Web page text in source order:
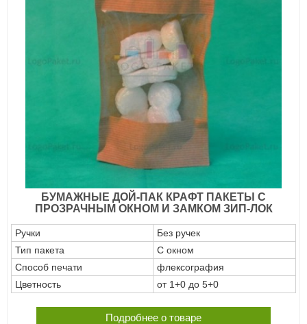
БУМАЖНЫЕ ДОЙ-ПАК КРАФТ ПАКЕТЫ С
ПРОЗРАЧНЫМ ОКНОМ И ЗАМКОМ ЗИП-ЛОК
Ручки
Без ручек
Тип пакета
С окном
Способ печати
флексография
Цветность
от 1+0 до 5+0
Подробнее о товаре